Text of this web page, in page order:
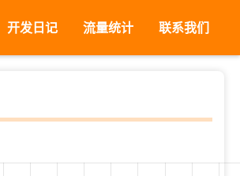
开发日记 流量统计 联系我们